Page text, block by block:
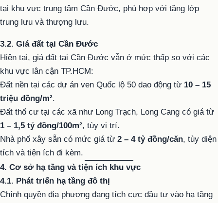
tại khu vực trung tâm Cần Đước, phù hợp với tầng lớp
trung lưu và thượng lưu.
3.2. Giá đất tại Cần Đước
Hiện tại, giá đất tại Cần Đước vẫn ở mức thấp so với các
khu vực lân cận TP.HCM:
Đất nền tại các dự án ven Quốc lộ 50 dao động từ 10 – 15
triệu đồng/m².
Đất thổ cư tại các xã như Long Trạch, Long Cang có giá từ
1 – 1,5 tỷ đồng/100m², tùy vị trí.
Nhà phố xây sẵn có mức giá từ 2 – 4 tỷ đồng/căn, tùy diện
tích và tiện ích đi kèm.
4. Cơ sở hạ tầng và tiện ích khu vực
4.1. Phát triển hạ tầng đô thị
Chính quyền địa phương đang tích cực đầu tư vào hạ tầng